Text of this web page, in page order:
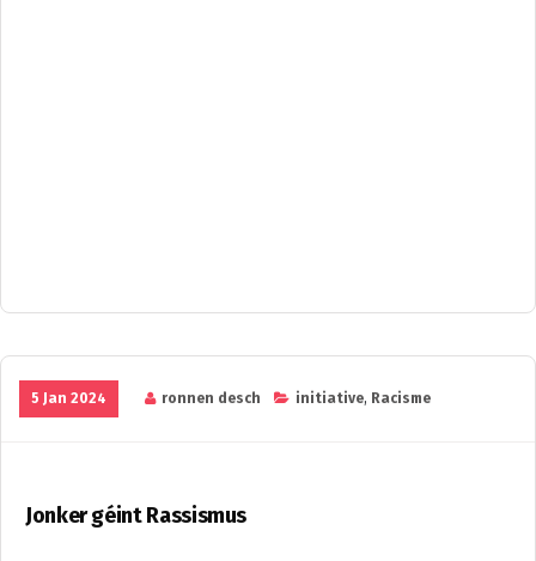
5 Jan 2024 ronnen desch initiative, Racisme
Jonker géint Rassismus